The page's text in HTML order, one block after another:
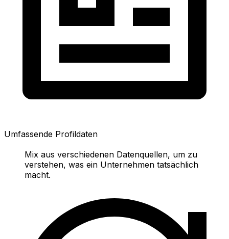
Umfassende Profildaten
Mix aus verschiedenen Datenquellen, um zu
verstehen, was ein Unternehmen tatsächlich
macht.